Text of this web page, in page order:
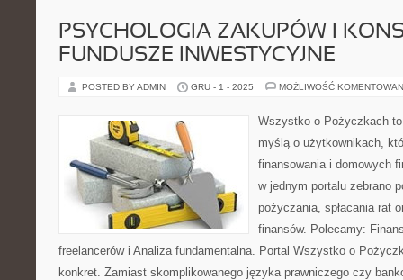
PSYCHOLOGIA ZAKUPÓW I
FUNDUSZE INWESTYCYJNE
POSTED BY ADMIN GRU - 1 - 2025 MOŻLIWOŚĆ
Wszystko o Pożyczkach
myślą o użytkownikach,
finansowania i domowych
w jednym portalu zebrano
pożyczania, spłacania rat
finansów. Polecamy:
freelancerów i Analiza fundamentalna. Portal Wszystko o
konkret. Zamiast skomplikowanego języka prawniczego czy